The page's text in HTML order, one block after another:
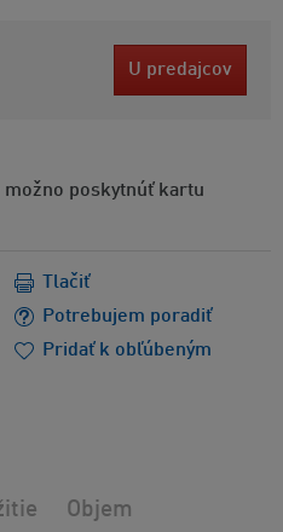
U predajcov
možno poskytnúť kartu
Potrebujem poradiť
Tlačiť
Pridať k obľúbeným
Objem